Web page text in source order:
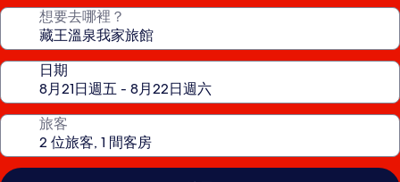
想要去哪裡？
日期
旅客